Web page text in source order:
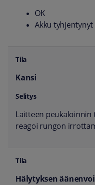
ОК
Akku tyhjentynyt
Kansi
Laitteen
reagoi rungon
Hälytyksen